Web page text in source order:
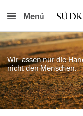
Menü
Wir lassen nur die
nicht den Menschen.